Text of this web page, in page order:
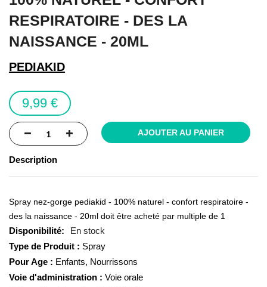
beginning
of
the
images
gallery
RESPIRATOIRE - DES LA
NAISSANCE - 20ML
PEDIAKID
9,99 €
AJOUTER AU PANIER
Description
Spray nez-gorge pediakid - 100% naturel - confort respiratoire -
des la naissance - 20ml doit être acheté par multiple de 1
En stock
Type de Produit : Spray
Pour Age : Enfants, Nourrissons
Voie d'administration : Voie orale